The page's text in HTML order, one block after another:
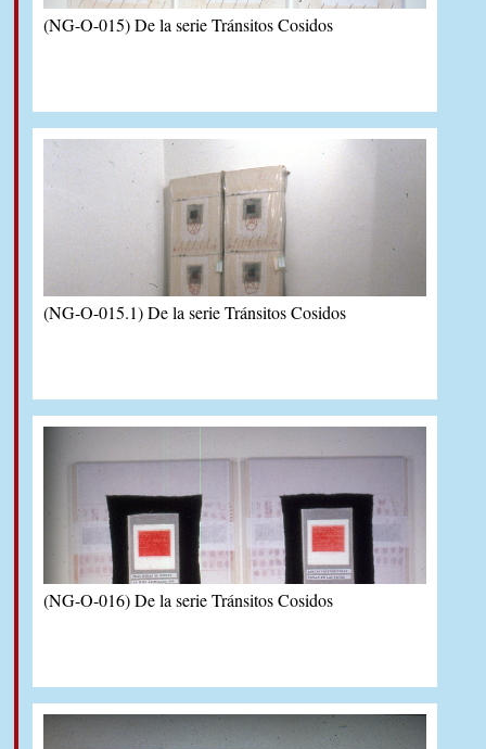
(NG-O-015) De la serie Tránsitos Cosidos
(NG-O-015.1) De la serie Tránsitos Cosidos
(NG-O-016) De la serie Tránsitos Cosidos